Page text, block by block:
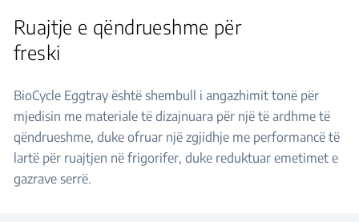
Ruajtje e qëndrueshme për
freski
BioCycle Eggtray është shembull i angazhimit tonë për
mjedisin me materiale të dizajnuara për një të ardhme të
qëndrueshme, duke ofruar një zgjidhje me performancë të
lartë për ruajtjen në frigorifer, duke reduktuar emetimet e
gazrave serrë.